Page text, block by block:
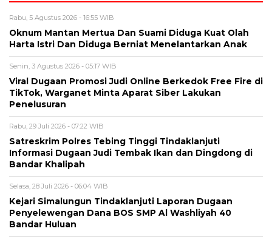
Rabu, 5 Agustus 2026 - 16:55 WIB
Oknum Mantan Mertua Dan Suami Diduga Kuat Olah
Harta Istri Dan Diduga Berniat Menelantarkan Anak
Senin, 3 Agustus 2026 - 05:17 WIB
Viral Dugaan Promosi Judi Online Berkedok Free Fire di
TikTok, Warganet Minta Aparat Siber Lakukan
Penelusuran
Rabu, 29 Juli 2026 - 07:22 WIB
Satreskrim Polres Tebing Tinggi Tindaklanjuti
Informasi Dugaan Judi Tembak Ikan dan Dingdong di
Bandar Khalipah
Selasa, 28 Juli 2026 - 06:04 WIB
Kejari Simalungun Tindaklanjuti Laporan Dugaan
Penyelewengan Dana BOS SMP Al Washliyah 40
Bandar Huluan